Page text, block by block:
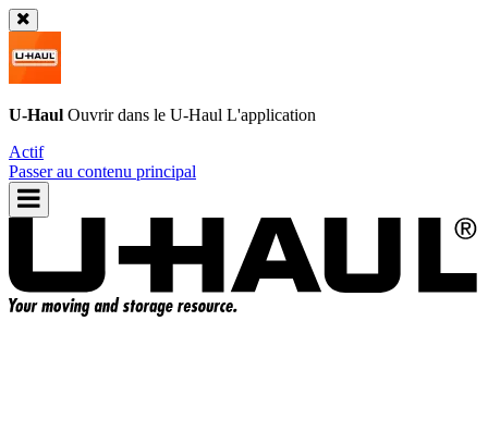
U-Haul Ouvrir dans le U-Haul L'application
Actif
Passer au contenu principal